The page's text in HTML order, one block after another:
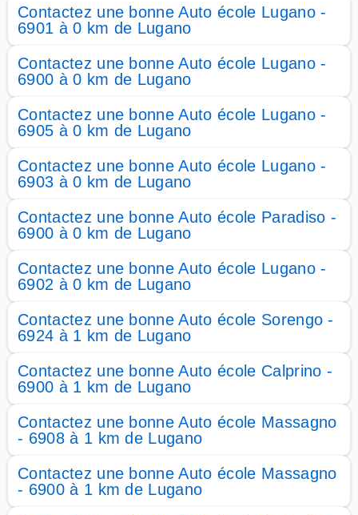
Contactez une bonne Auto école Lugano -
6901 à 0 km de Lugano
Contactez une bonne Auto école Lugano -
6900 à 0 km de Lugano
Contactez une bonne Auto école Lugano -
6905 à 0 km de Lugano
Contactez une bonne Auto école Lugano -
6903 à 0 km de Lugano
Contactez une bonne Auto école Paradiso -
6900 à 0 km de Lugano
Contactez une bonne Auto école Lugano -
6902 à 0 km de Lugano
Contactez une bonne Auto école Sorengo -
6924 à 1 km de Lugano
Contactez une bonne Auto école Calprino -
6900 à 1 km de Lugano
Contactez une bonne Auto école Massagno
- 6908 à 1 km de Lugano
Contactez une bonne Auto école Massagno
- 6900 à 1 km de Lugano